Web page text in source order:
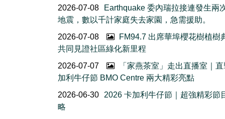
2026-07-08
Earthquake 委內瑞拉接連發生兩
地震，數以千計家庭失去家園，急需援助。
2026-07-08
FM94.7 出席華埠櫻花樹植
共同見證社區綠化新里程
2026-07-07
「家燕茶室」走出直播室｜
加利牛仔節 BMO Centre 兩大精彩亮點
2026-06-30
2026 卡加利牛仔節｜超強精彩節
略